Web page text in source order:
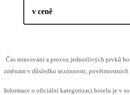
v ceně
Čas stravování a provoz jednotlivých prvků
změnám v důsledku sezónnosti,
Informace o oficiální kategorizaci hotelu je v